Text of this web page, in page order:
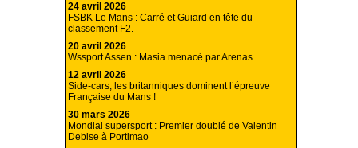
24 avril 2026
FSBK Le Mans : Carré et Guiard en tête du
classement F2.
20 avril 2026
Wssport Assen : Masia menacé par Arenas
12 avril 2026
Side-cars, les britanniques dominent l’épreuve
Française du Mans !
30 mars 2026
Mondial supersport : Premier doublé de Valentin
Debise à Portimao